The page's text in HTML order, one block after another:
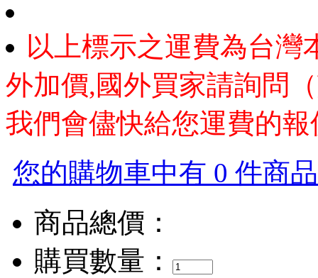
以上標示之運費為台灣
外加價,國外買家請詢問
我們會儘快給您運費的報
您的購物車中有 0 件商
商品總價：
購買數量：